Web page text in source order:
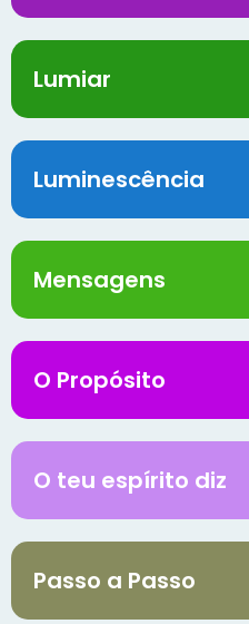
Lumiar
Luminescência
Mensagens
O Propósito
O teu espírito diz
Passo a Passo